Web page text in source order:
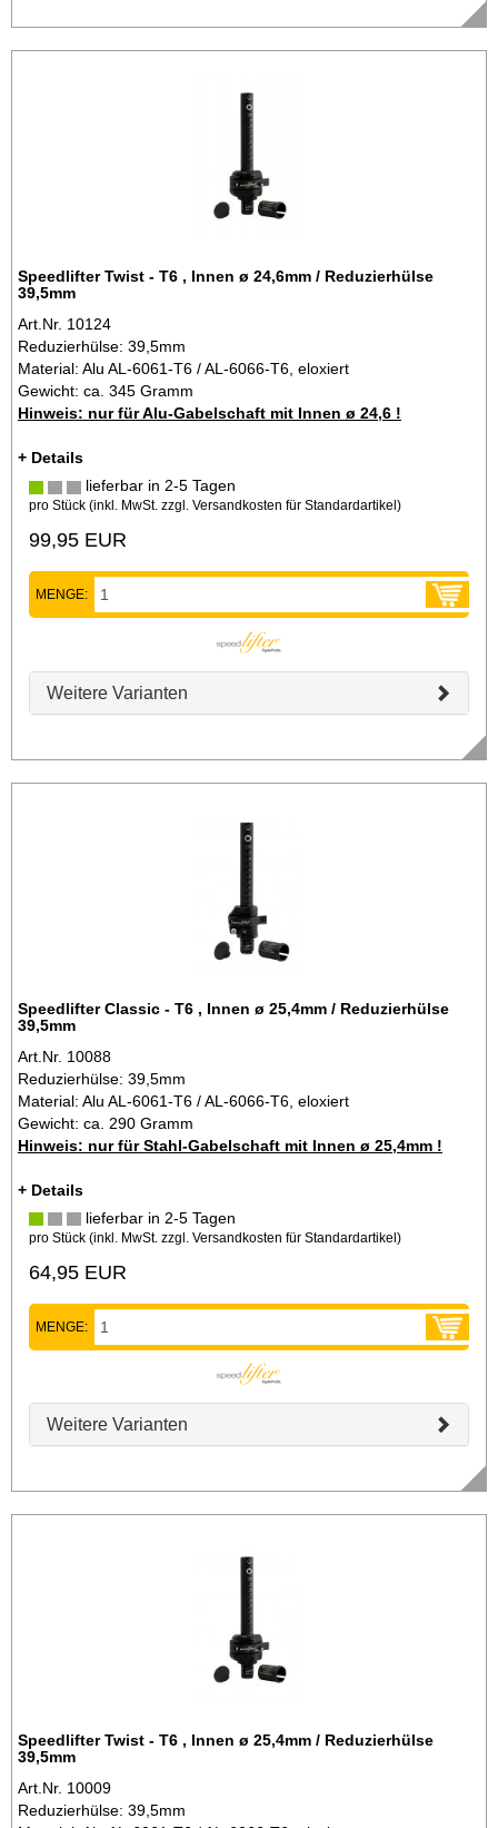
Speedlifter Twist - T6 , Innen ø 24,6mm / Reduzierhülse
39,5mm
Art.Nr. 10124
Reduzierhülse: 39,5mm
Material: Alu AL-6061-T6 / AL-6066-T6, eloxiert
Gewicht: ca. 345 Gramm
Hinweis: nur für Alu-Gabelschaft mit Innen ø 24,6 !
+ Details
lieferbar in 2-5 Tagen
pro Stück (inkl. MwSt. zzgl. Versandkosten für Standardartikel )
99,95 EUR
MENGE:
Weitere Varianten
Speedlifter Classic - T6 , Innen ø 25,4mm / Reduzierhülse
39,5mm
Art.Nr. 10088
Reduzierhülse: 39,5mm
Material: Alu AL-6061-T6 / AL-6066-T6, eloxiert
Gewicht: ca. 290 Gramm
Hinweis: nur für Stahl-Gabelschaft mit Innen ø 25,4mm !
+ Details
lieferbar in 2-5 Tagen
pro Stück (inkl. MwSt. zzgl. Versandkosten für Standardartikel)
64,95 EUR
MENGE:
Weitere Varianten
Speedlifter Twist - T6 , Innen ø 25,4mm / Reduzierhülse
39,5mm
Art.Nr. 10009
Reduzierhülse: 39,5mm